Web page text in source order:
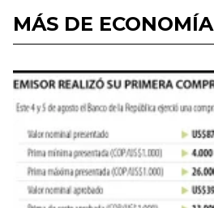
MÁS DE ECONOMÍA